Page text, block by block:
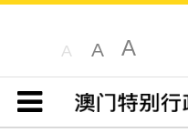
A A A
目录